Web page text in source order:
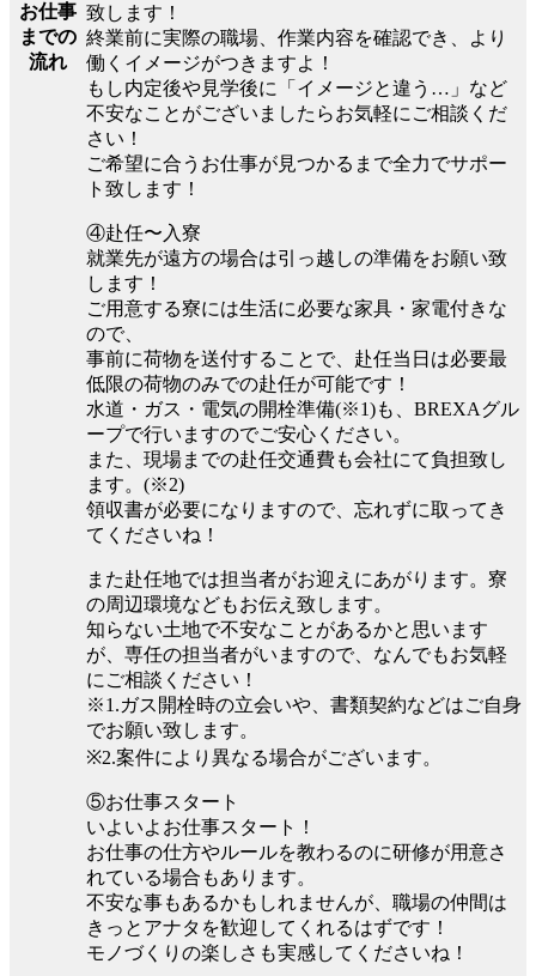
お仕事
までの
流れ
致します！
終業前に実際の職場、作業内容を確認でき、より
働くイメージがつきますよ！
もし内定後や見学後に「イメージと違う…」など
不安なことがございましたらお気軽にご相談くだ
さい！
ご希望に合うお仕事が見つかるまで全力でサポー
ト致します！
④赴任〜入寮
就業先が遠方の場合は引っ越しの準備をお願い致
します！
ご用意する寮には生活に必要な家具・家電付きな
ので、
事前に荷物を送付することで、赴任当日は必要最
低限の荷物のみでの赴任が可能です！
水道・ガス・電気の開栓準備(※1)も、BREXAグル
ープで行いますのでご安心ください。
また、現場までの赴任交通費も会社にて負担致し
ます。(※2)
領収書が必要になりますので、忘れずに取ってき
てくださいね！
また赴任地では担当者がお迎えにあがります。寮
の周辺環境などもお伝え致します。
知らない土地で不安なことがあるかと思います
が、専任の担当者がいますので、なんでもお気軽
にご相談ください！
※1.ガス開栓時の立会いや、書類契約などはご自身
でお願い致します。
※2.案件により異なる場合がございます。
⑤お仕事スタート
いよいよお仕事スタート！
お仕事の仕方やルールを教わるのに研修が用意さ
れている場合もあります。
不安な事もあるかもしれませんが、職場の仲間は
きっとアナタを歓迎してくれるはずです！
モノづくりの楽しさも実感してくださいね！